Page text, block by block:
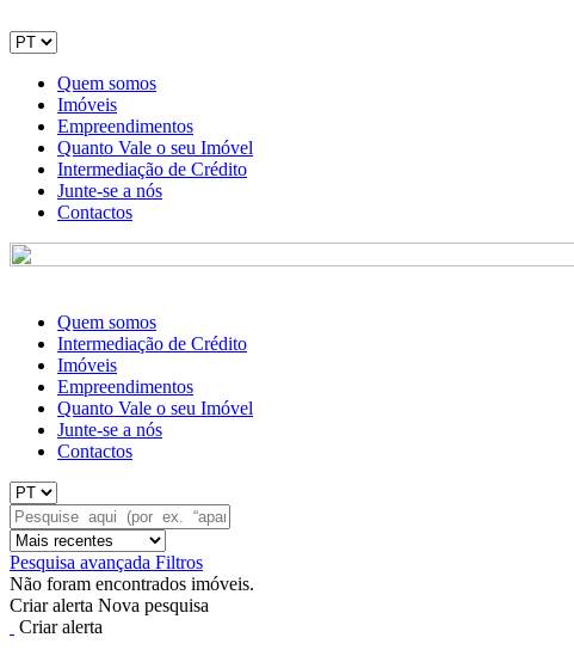
Quem somos
Imóveis
Empreendimentos
Quanto Vale o seu Imóvel
Intermediação de Crédito
Junte-se a nós
Contactos
Quem somos
Intermediação de Crédito
Imóveis
Empreendimentos
Quanto Vale o seu Imóvel
Junte-se a nós
Contactos
Pesquisa avançada Filtros
Não foram encontrados imóveis.
Criar alerta Nova pesquisa
Criar alerta